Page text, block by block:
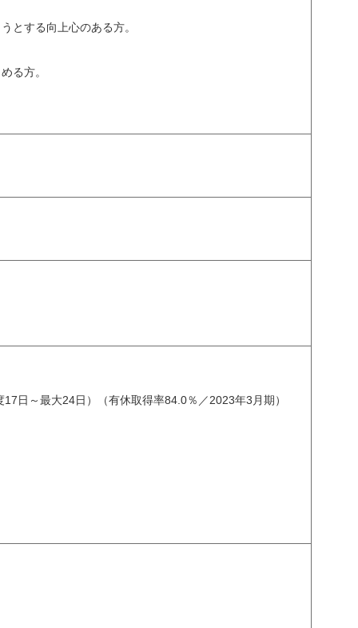
とする向上心のある方。
る方。
日～最大24日）（有休取得率84.0％／2023年3月期）